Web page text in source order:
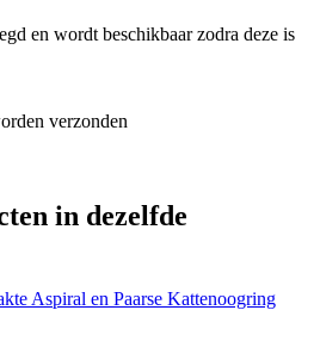
en wordt beschikbaar zodra deze is
verzonden
in dezelfde